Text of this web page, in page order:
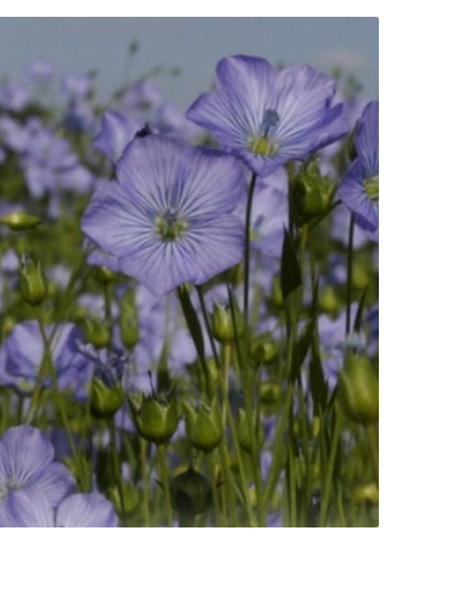
Leermiddelen
OVER
Over ons
Contact